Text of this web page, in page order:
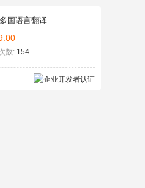
国语言翻译
数:154